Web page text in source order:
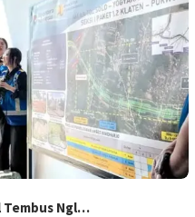
Tembus Ngl…